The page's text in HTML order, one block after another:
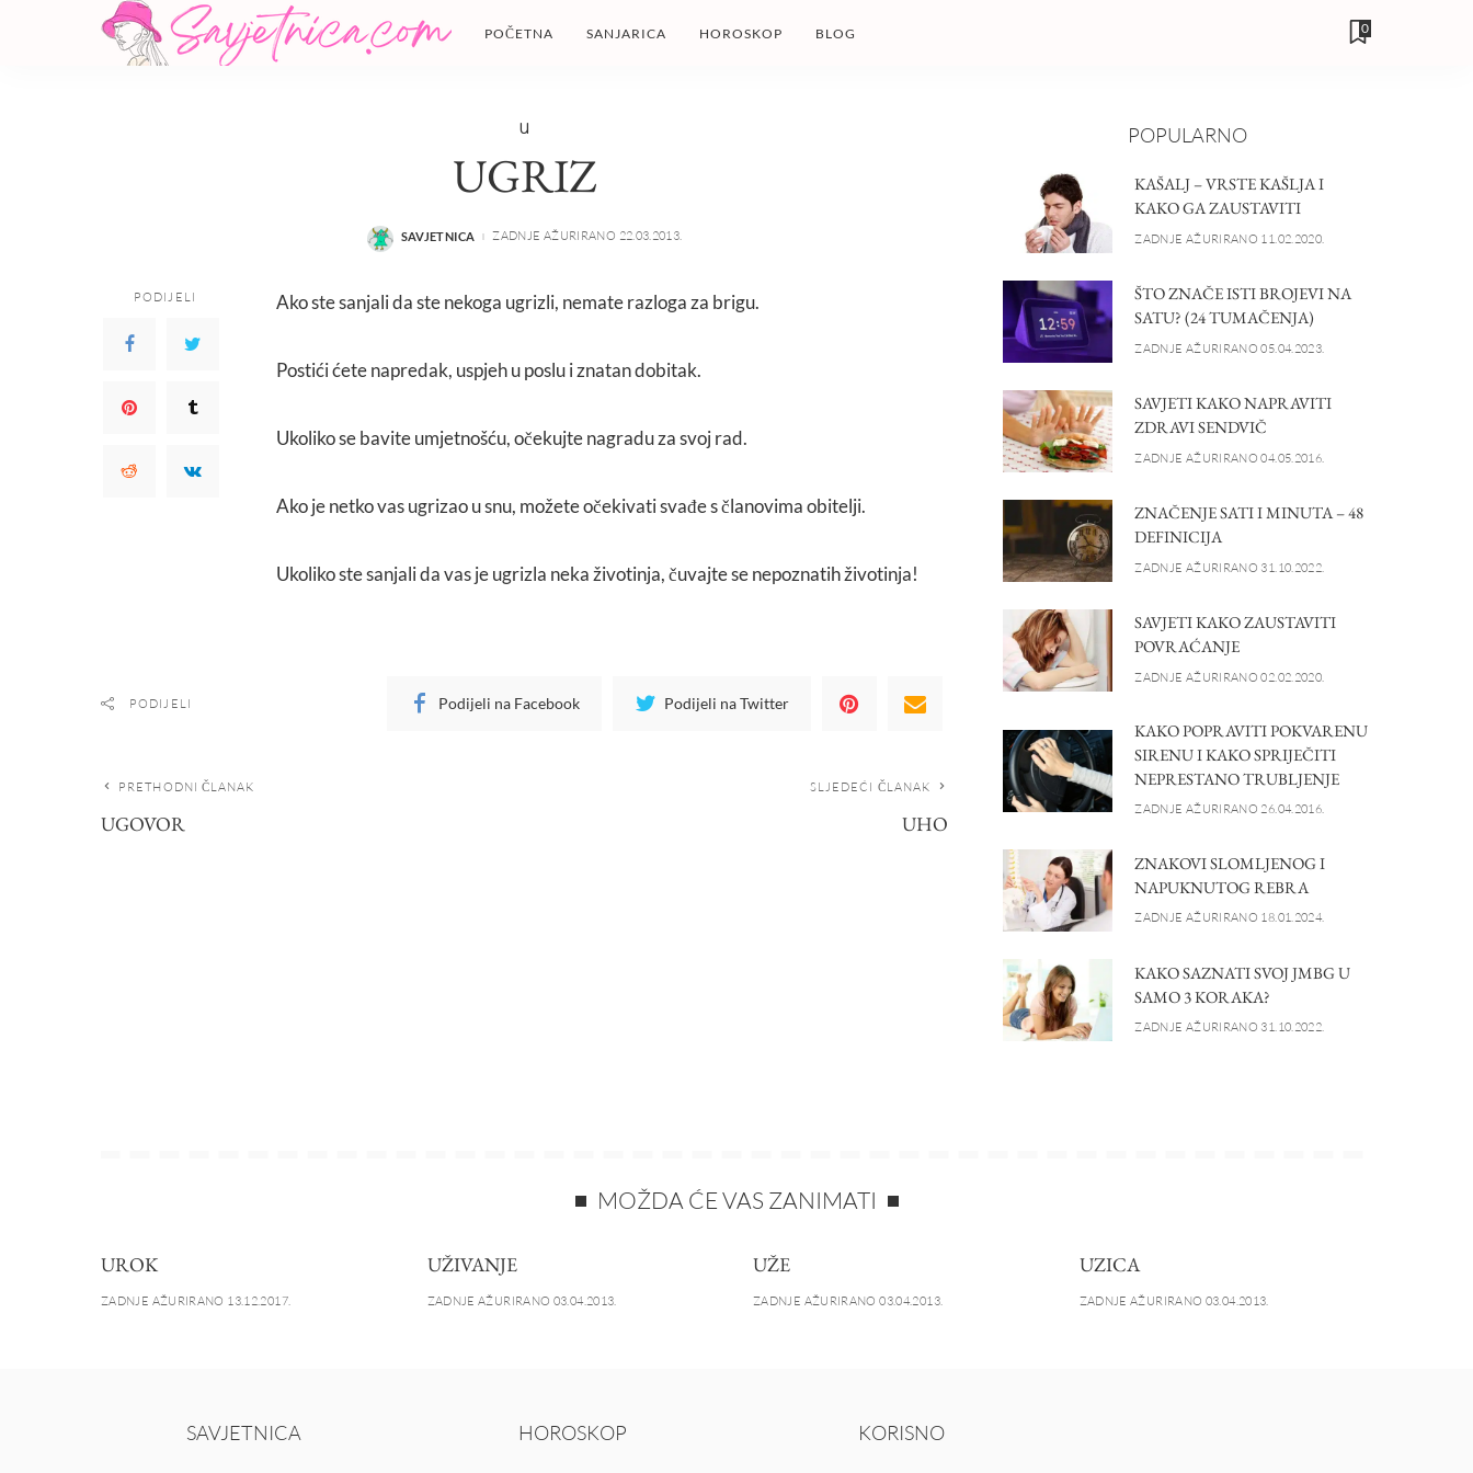
POČETNA SANJARICA HOROSKOP BLOG 0
U
UGRIZ
POSTED
SAVJETNICA ZADNJE AŽURIRANO 22.03.2013.
PODIJELI Ako ste sanjali da ste nekoga ugrizli, nemate razloga za brigu.
Postići ćete napredak, uspjeh u poslu i znatan dobitak.
Ukoliko se bavite umjetnošću, očekujte nagradu za svoj rad.
Ako je netko vas ugrizao u snu, možete očekivati svađe s članovima obitelji.
Ukoliko ste sanjali da vas je ugrizla neka životinja, čuvajte se nepoznatih životinja!
PODIJELI Podijeli na Facebook Podijeli na Twitter
PRETHODNI ČLANAK
UGOVOR
SLJEDEĆI ČLANAK
UHO
POPULARNO
KAŠALJ – VRSTE KAŠLJA I
KAKO GA ZAUSTAVITI
ZADNJE AŽURIRANO 11.02.2020.
ŠTO ZNAČE ISTI BROJEVI NA
SATU? (24 TUMAČENJA)
ZADNJE AŽURIRANO 05.04.2023.
SAVJETI KAKO NAPRAVITI
ZDRAVI SENDVIČ
ZADNJE AŽURIRANO 04.05.2016.
ZNAČENJE SATI I MINUTA – 48
DEFINICIJA
ZADNJE AŽURIRANO 31.10.2022.
SAVJETI KAKO ZAUSTAVITI
POVRAĆANJE
ZADNJE AŽURIRANO 02.02.2020.
KAKO POPRAVITI POKVARENU
SIRENU I KAKO SPRIJEČITI
NEPRESTANO TRUBLJENJE
ZADNJE AŽURIRANO 26.04.2016.
ZNAKOVI SLOMLJENOG I
NAPUKNUTOG REBRA
ZADNJE AŽURIRANO 18.01.2024.
KAKO SAZNATI SVOJ JMBG U
SAMO 3 KORAKA?
ZADNJE AŽURIRANO 31.10.2022.
MOŽDA ĆE VAS ZANIMATI
UROK
ZADNJE AŽURIRANO 13.12.2017.
UŽIVANJE
ZADNJE AŽURIRANO 03.04.2013.
UŽE
ZADNJE AŽURIRANO 03.04.2013.
UZICA
ZADNJE AŽURIRANO 03.04.2013.
SAVJETNICA HOROSKOP KORISNO